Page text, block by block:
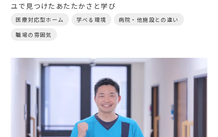
ユで見つけたあたたかさと学び
医療対応型ホーム 学べる環境
病院・他施設との違い
職場の雰囲気